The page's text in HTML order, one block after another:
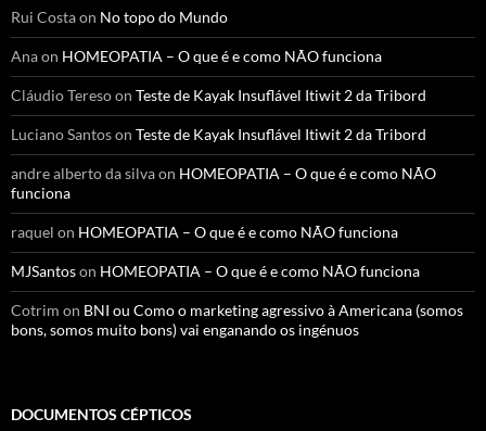
Rui Costaon No topo do Mundo
Anaon HOMEOPATIA – O que é e como NÃO funciona
Cláudio Teresoon Teste de Kayak Insuflável Itiwit 2 da Tribord
Luciano Santoson Teste de Kayak Insuflável Itiwit 2 da Tribord
andre alberto da silvaon HOMEOPATIA – O que é e como NÃO
funciona
raquel on HOMEOPATIA – O que é e como NÃO funciona
MJSantoson HOMEOPATIA – O que é e como NÃO funciona
Cotrim on BNI ou Como o marketing agressivo à Americana (somos
bons, somos muito bons) vai enganando os ingénuos
DOCUMENTOS CÉPTICOS